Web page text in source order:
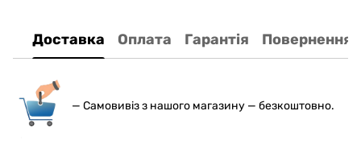
Доставка Оплата Гарантія Повернення
— Самовивіз з нашого магазину — безкоштовно.